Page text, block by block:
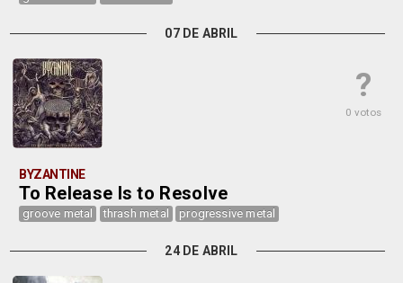
07 DE ABRIL
?
0 votos
BYZANTINE
To Release Is to Resolve
groove metal thrash metal progressive metal
24 DE ABRIL